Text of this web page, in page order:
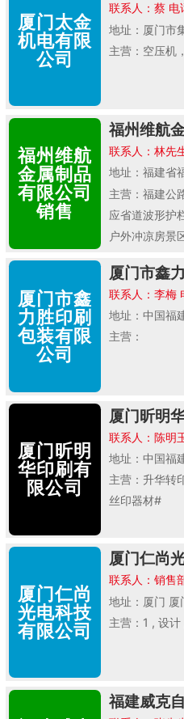
厦门太金
机电有限
公司
联系人：蔡
地址：厦门市
主营：空压机
福州维航
金属制品
有限公司
销售
福州维航
联系人：林先
地址：福建省
主营：福建公
应省道波形护
户外冲凉房景
厦门市鑫
力胜印刷
包装有限
公司
厦门市鑫
联系人：李
地址：中国福
主营：
厦门昕明
华印刷有
限公司
厦门昕明
联系人：陈明
地址：中国福
主营：升华转
丝印器材#
厦门仁尚
光电科技
有限公司
厦门仁尚
联系人：销售
地址：厦门 厦
主营：1 , 设
福建威克